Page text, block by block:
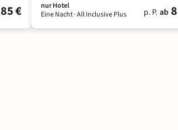
85 €
nur Hotel
Eine Nacht· All Inclusive Plus p. P. ab